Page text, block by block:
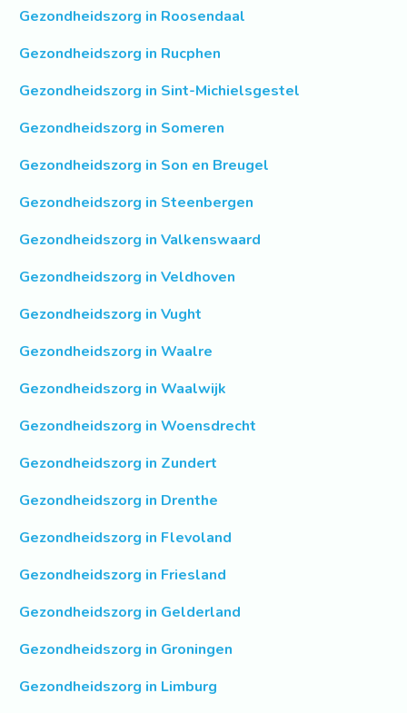
Gezondheidszorg in Roosendaal
Gezondheidszorg in Rucphen
Gezondheidszorg in Sint-Michielsgestel
Gezondheidszorg in Someren
Gezondheidszorg in Son en Breugel
Gezondheidszorg in Steenbergen
Gezondheidszorg in Valkenswaard
Gezondheidszorg in Veldhoven
Gezondheidszorg in Vught
Gezondheidszorg in Waalre
Gezondheidszorg in Waalwijk
Gezondheidszorg in Woensdrecht
Gezondheidszorg in Zundert
Gezondheidszorg in Drenthe
Gezondheidszorg in Flevoland
Gezondheidszorg in Friesland
Gezondheidszorg in Gelderland
Gezondheidszorg in Groningen
Gezondheidszorg in Limburg